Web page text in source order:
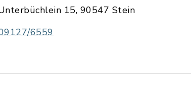
15, 90547 Stein
6559